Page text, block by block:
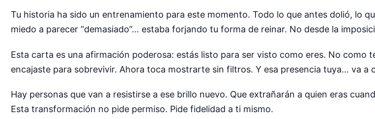
Tu historia ha sido un entrenamiento para este momento. Todo lo que antes dolió, lo
miedo a parecer “demasiado”… estaba forjando tu forma de reinar. No desde la
Esta carta es una afirmación poderosa: estás listo para ser visto como eres. No como
encajaste para sobrevivir. Ahora toca mostrarte sin filtros. Y esa presencia tuya… va a
Hay personas que van a resistirse a ese brillo nuevo. Que extrañarán a quien eras
Esta transformación no pide permiso. Pide fidelidad a ti mismo.